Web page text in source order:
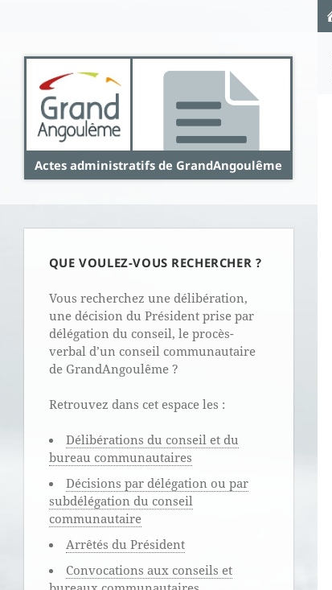
Actes administratifs de GrandAngoulême
QUE VOULEZ-VOUS RECHERCHER ?
Vous recherchez une délibération,
une décision du Président prise par
délégation du conseil, le procès-
verbal d’un conseil communautaire
de GrandAngoulême ?
Retrouvez dans cet espace les :
Délibérations du conseil et du
bureau communautaires
Décisions par délégation ou par
subdélégation du conseil
communautaire
Arrêtés du Président
Convocations aux conseils et